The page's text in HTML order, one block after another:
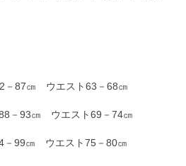
－87㎝ ウエスト63－68㎝
－93㎝ ウエスト69－74㎝
99㎝ ウエスト75－80㎝